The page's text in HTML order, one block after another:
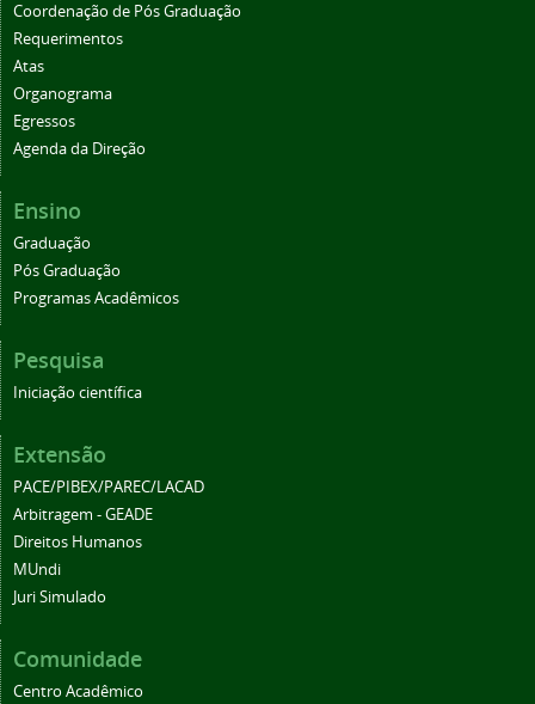
Coordenação de Pós Graduação
Requerimentos
Atas
Organograma
Egressos
Agenda da Direção
Ensino
Graduação
Pós Graduação
Programas Acadêmicos
Pesquisa
Iniciação científica
Extensão
PACE/PIBEX/PAREC/LACAD
Arbitragem - GEADE
Direitos Humanos
MUndi
Juri Simulado
Comunidade
Centro Acadêmico